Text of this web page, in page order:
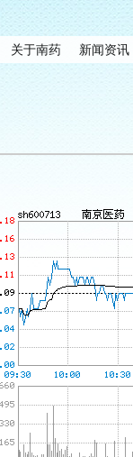
关于南药 新闻资讯